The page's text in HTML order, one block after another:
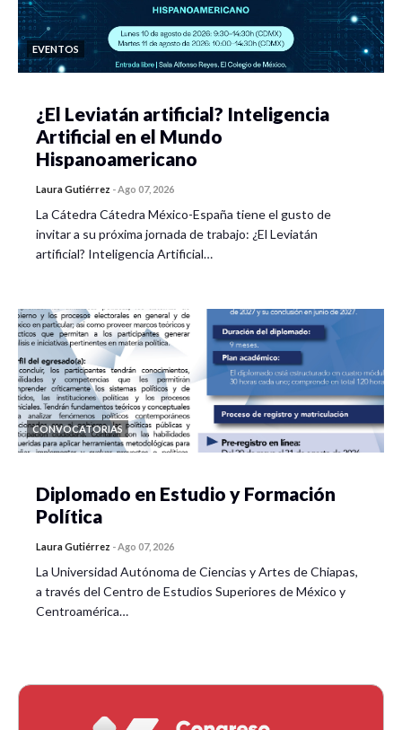
EVENTOS
¿El Leviatán artificial? Inteligencia
Artificial en el Mundo
Hispanoamericano
Laura Gutiérrez -Ago 07, 2026
La Cátedra Cátedra México-España tiene el gusto de
invitar a su próxima jornada de trabajo: ¿El Leviatán
artificial? Inteligencia Artificial…
CONVOCATORIAS
Diplomado en Estudio y Formación
Política
Laura Gutiérrez -Ago 07, 2026
La Universidad Autónoma de Ciencias y Artes de Chiapas,
a través del Centro de Estudios Superiores de México y
Centroamérica…